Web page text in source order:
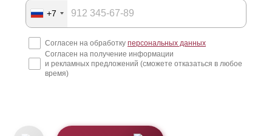
+7
Согласен на обработку персональных данных
Согласен на получение информации
и рекламных предложений (сможете отказаться в любое
время)